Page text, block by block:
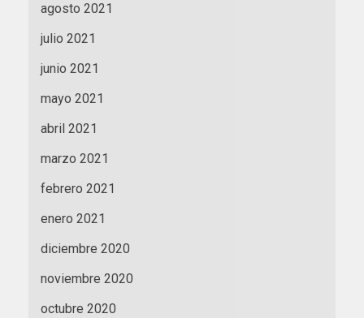
agosto 2021
julio 2021
junio 2021
mayo 2021
abril 2021
marzo 2021
febrero 2021
enero 2021
diciembre 2020
noviembre 2020
octubre 2020